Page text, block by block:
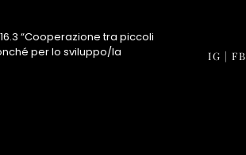
“Cooperazione tra piccoli
per lo sviluppo/la
IG |FB